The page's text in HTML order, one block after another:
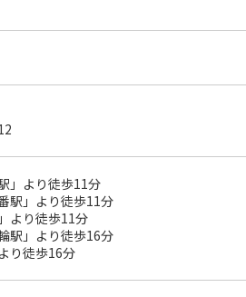
」より徒歩11分
駅」より徒歩11分
より徒歩11分
駅」より徒歩16分
り徒歩16分